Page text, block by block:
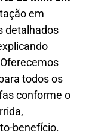
em
detalhados
todos os
conforme o
benefício.